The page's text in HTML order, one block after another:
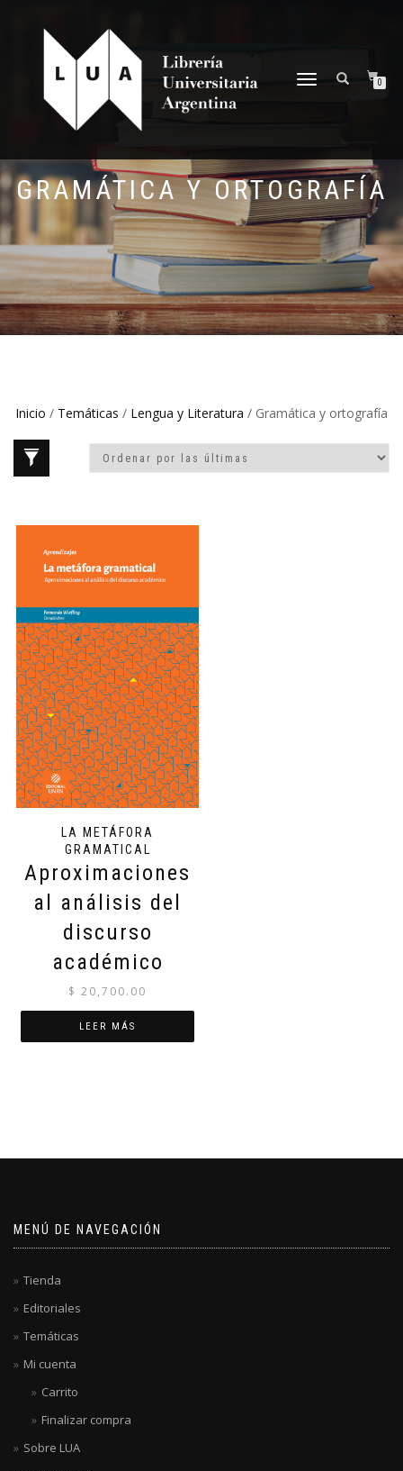
NAVEGACIÓN
0
GRAMÁTICA Y ORTOGRAFÍA
Inicio / Temáticas / Lengua y Literatura / Gramática y ortografía
LA METÁFORA
GRAMATICAL
Aproximaciones
al análisis del
discurso
académico
$ 20,700.00
LEER MÁS
MENÚ DE NAVEGACIÓN
Tienda
Editoriales
Temáticas
Mi cuenta
Carrito
Finalizar compra
Sobre LUA